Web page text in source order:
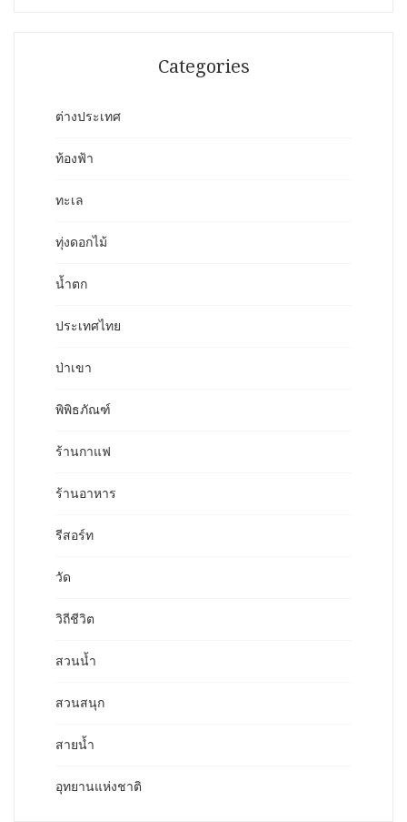
Categories
ต่างประเทศ
ท้องฟ้า
ทะเล
ทุ่งดอกไม้
น้ำตก
ประเทศไทย
ป่าเขา
พิพิธภัณฑ์
ร้านกาแฟ
ร้านอาหาร
รีสอร์ท
วัด
วิถีชีวิต
สวนน้ำ
สวนสนุก
สายน้ำ
อุทยานแห่งชาติ